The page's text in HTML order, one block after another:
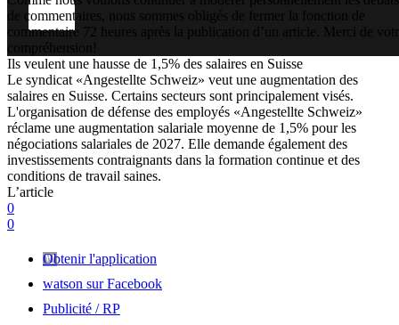
de commentaires, nous sommes obligés de fermer la fonction de
commentaire 72 heures après la publication d’un article. Merci de
compréhension!
Ils veulent une hausse de 1,5% des salaires en Suisse
Le syndicat «Angestellte Schweiz» veut une augmentation des
salaires en Suisse. Certains secteurs sont principalement visés.
L'organisation de défense des employés «Angestellte Schweiz»
réclame une augmentation salariale moyenne de 1,5% pour les
négociations salariales de 2027. Elle demande également des
investissements contraignants dans la formation continue et des
conditions de travail saines.
L’article
0
0
Obtenir l'application
watson sur Facebook
Publicité / RP